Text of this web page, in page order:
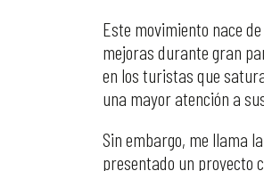
Este movimiento nace
mejoras durante gran
en los turistas que
una mayor atención a
Sin embargo, me llama
presentado un proyecto